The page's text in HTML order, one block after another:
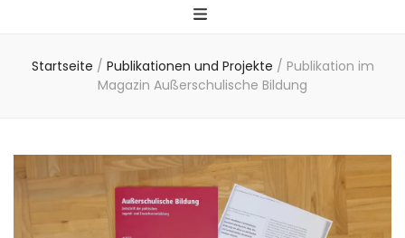
Startseite / Publikationen und Projekte / Publikation im
Magazin Außerschulische Bildung